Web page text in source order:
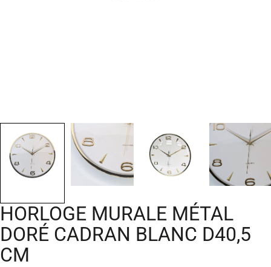
HORLOGE MURALE MÉTAL
DORÉ CADRAN BLANC D40,5
CM